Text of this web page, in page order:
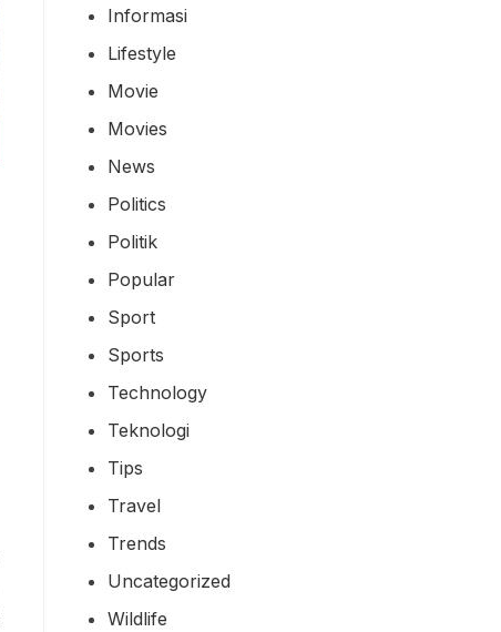
Informasi
Lifestyle
Movie
Movies
News
Politics
Politik
Popular
Sport
Sports
Technology
Teknologi
Tips
Travel
Trends
Uncategorized
Wildlife